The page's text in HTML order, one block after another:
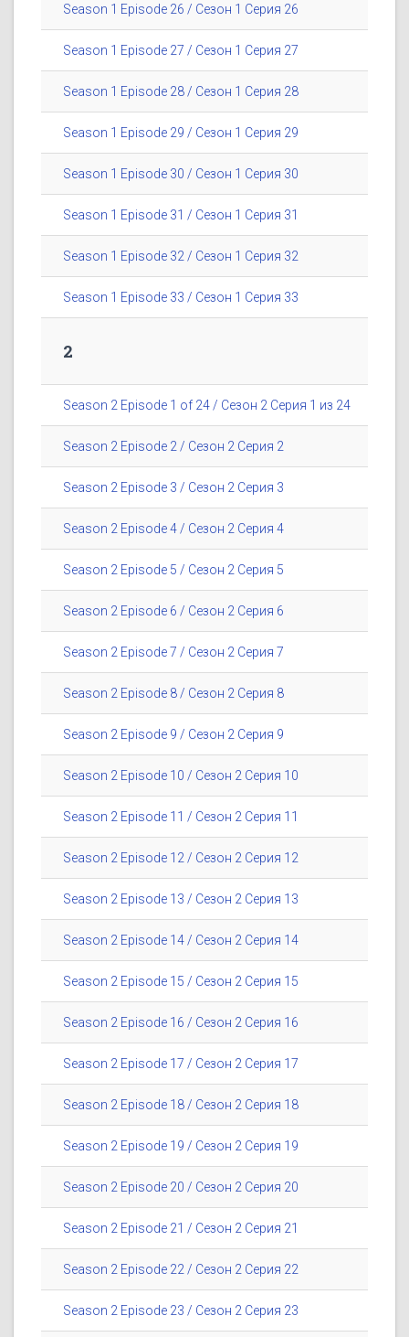
Season 1 Episode 26 / Сезон 1 Серия 26
Season 1 Episode 27 / Сезон 1 Серия 27
Season 1 Episode 28 / Сезон 1 Серия 28
Season 1 Episode 29 / Сезон 1 Серия 29
Season 1 Episode 30 / Сезон 1 Серия 30
Season 1 Episode 31 / Сезон 1 Серия 31
Season 1 Episode 32 / Сезон 1 Серия 32
Season 1 Episode 33 / Сезон 1 Серия 33
2
Season 2 Episode 1 of 24 / Сезон 2 Серия 1 из 24
Season 2 Episode 2 / Сезон 2 Серия 2
Season 2 Episode 3 / Сезон 2 Серия 3
Season 2 Episode 4 / Сезон 2 Серия 4
Season 2 Episode 5 / Сезон 2 Серия 5
Season 2 Episode 6 / Сезон 2 Серия 6
Season 2 Episode 7 / Сезон 2 Серия 7
Season 2 Episode 8 / Сезон 2 Серия 8
Season 2 Episode 9 / Сезон 2 Серия 9
Season 2 Episode 10 / Сезон 2 Серия 10
Season 2 Episode 11 / Сезон 2 Серия 11
Season 2 Episode 12 / Сезон 2 Серия 12
Season 2 Episode 13 / Сезон 2 Серия 13
Season 2 Episode 14 / Сезон 2 Серия 14
Season 2 Episode 15 / Сезон 2 Серия 15
Season 2 Episode 16 / Сезон 2 Серия 16
Season 2 Episode 17 / Сезон 2 Серия 17
Season 2 Episode 18 / Сезон 2 Серия 18
Season 2 Episode 19 / Сезон 2 Серия 19
Season 2 Episode 20 / Сезон 2 Серия 20
Season 2 Episode 21 / Сезон 2 Серия 21
Season 2 Episode 22 / Сезон 2 Серия 22
Season 2 Episode 23 / Сезон 2 Серия 23